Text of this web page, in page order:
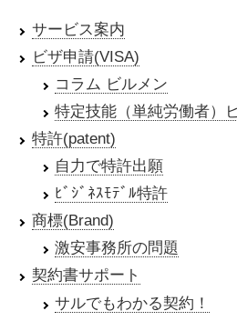
サービス案内
ビザ申請(VISA)
コラム ビルメン
特定技能（単純労働者）
特許(patent)
自力で特許出願
ﾋﾞｼﾞﾈｽﾓﾃﾞﾙ特許
商標(Brand)
激安事務所の問題
契約書サポート
サルでもわかる契約！